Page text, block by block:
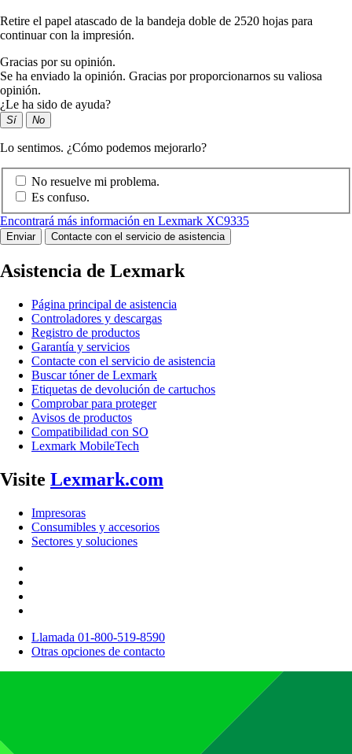
Retire el papel atascado de la bandeja doble de 2520 hojas para
continuar con la impresión.
Gracias por su opinión.
Se ha enviado la opinión. Gracias por proporcionarnos su valiosa
opinión.
¿Le ha sido de ayuda?
Sí No
Lo sentimos. ¿Cómo podemos mejorarlo?
No resuelve mi problema.
Es confuso.
Encontrará más información en Lexmark XC9335
Enviar Contacte con el servicio de asistencia
Asistencia de Lexmark
Página principal de asistencia
Controladores y descargas
Registro de productos
Garantía y servicios
Contacte con el servicio de asistencia
Buscar tóner de Lexmark
Etiquetas de devolución de cartuchos
Comprobar para proteger
Avisos de productos
Compatibilidad con SO
Lexmark MobileTech
Visite Lexmark.com
Impresoras
Consumibles y accesorios
Sectores y soluciones
Llamada 01-800-519-8590
Otras opciones de contacto